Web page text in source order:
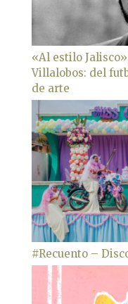
«Al estilo
Villalobos: del
de arte
#Recuento –